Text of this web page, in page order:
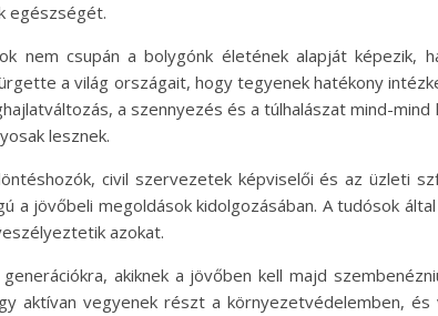
egészségét.
nem csupán a bolygónk életének alapját képezik,
a világ országait, hogy tegyenek hatékony
a szennyezés és a túlhalászat mind-
lesznek.
civil szervezetek képviselői és az üzleti
a jövőbeli megoldások kidolgozásában. A tudósok
azokat.
akiknek a jövőben kell majd
aktívan vegyenek részt a környezetvédelemben,